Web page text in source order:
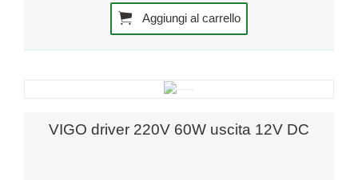
Aggiungi al carrello
VIGO driver 220V 60W uscita 12V DC